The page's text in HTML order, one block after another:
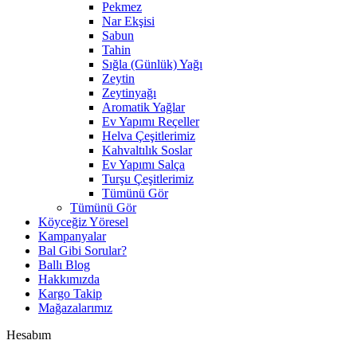
Pekmez
Nar Ekşisi
Sabun
Tahin
Sığla (Günlük) Yağı
Zeytin
Zeytinyağı
Aromatik Yağlar
Ev Yapımı Reçeller
Helva Çeşitlerimiz
Kahvaltılık Soslar
Ev Yapımı Salça
Turşu Çeşitlerimiz
Tümünü Gör
Tümünü Gör
Köyceğiz Yöresel
Kampanyalar
Bal Gibi Sorular?
Ballı Blog
Hakkımızda
Kargo Takip
Mağazalarımız
Hesabım